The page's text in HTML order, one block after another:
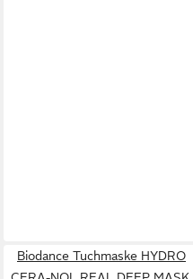
Biodance Tuchmaske HYDRO